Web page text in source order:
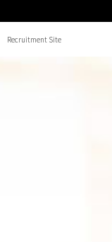
Recruitment Site